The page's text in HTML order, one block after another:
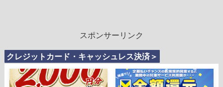
スポンサーリンク
クレジットカード・キャッシュレス決済＞